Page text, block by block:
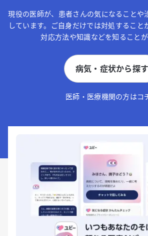
現役の医師が、患者さんの気になることや
しています。ご自身だけでは対処すること
対応方法や知識などを知ることが
病気・症状から探す
医師・医療機関の方はコ